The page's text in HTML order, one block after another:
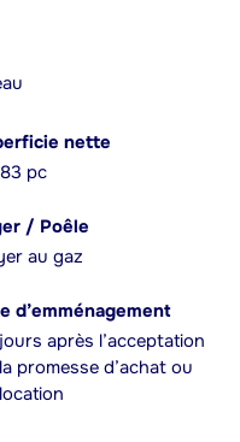
nette
pc
/ Poêle
au gaz
d’emménagement
après l’acceptation
promesse d’achat ou